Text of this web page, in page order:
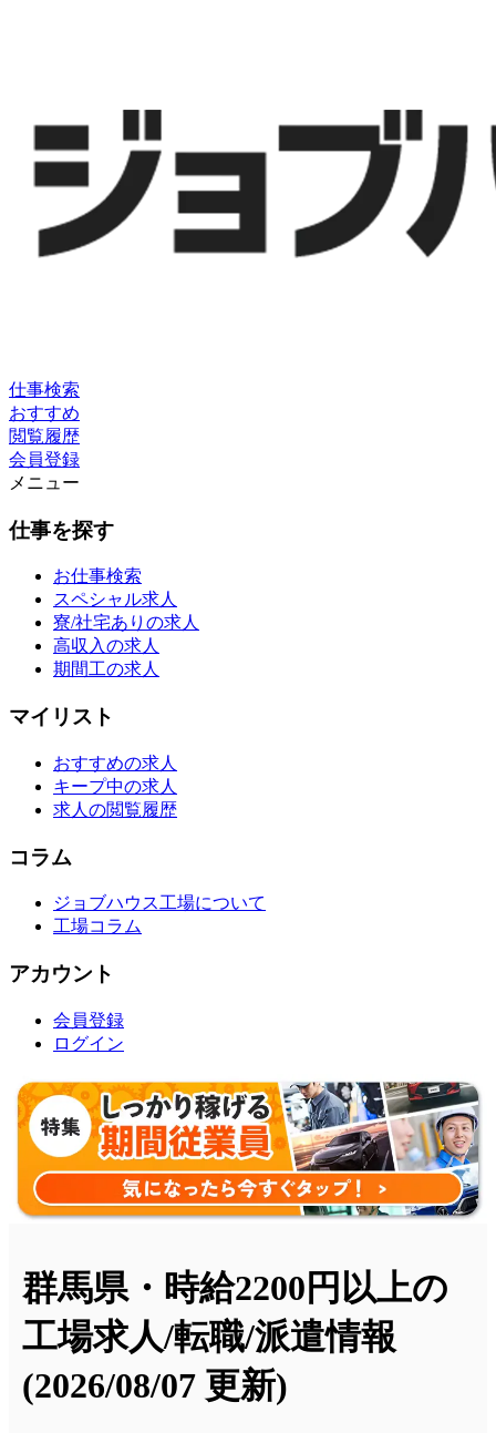
仕事検索
おすすめ
閲覧履歴
会員登録
メニュー
仕事を探す
お仕事検索
スペシャル求人
寮/社宅ありの求人
高収入の求人
期間工の求人
マイリスト
おすすめの求人
キープ中の求人
求人の閲覧履歴
コラム
ジョブハウス工場について
工場コラム
アカウント
会員登録
ログイン
群馬県・時給2200円以上の
工場求人/転職/派遣情報
(2026/08/07 更新)